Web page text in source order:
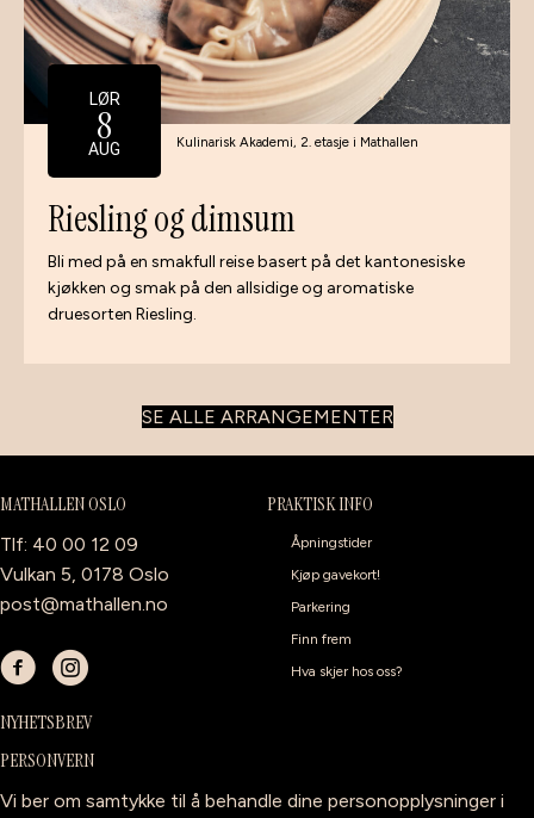
LØR
8
AUG Kulinarisk Akademi, 2. etasje i Mathallen
Riesling og dimsum
Bli med på en smakfull reise basert på det kantonesiske
kjøkken og smak på den allsidige og aromatiske
druesorten Riesling.
SE ALLE ARRANGEMENTER
MATHALLEN OSLO
Tlf: 40 00 12 09
Vulkan 5, 0178 Oslo
post@mathallen.no
PRAKTISK INFO
Åpningstider
Kjøp gavekort!
Parkering
Finn frem
Hva skjer hos oss?
NYHETSBREV
PERSONVERN
Vi ber om samtykke til å behandle dine personopplysninger i